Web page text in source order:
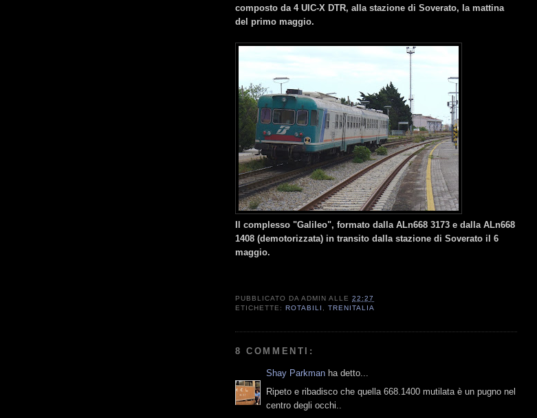
composto da 4 UIC-X DTR, alla stazione di Soverato, la mattina
del primo maggio.
Il complesso "Galileo", formato dalla ALn668 3173 e dalla ALn668
1408 (demotorizzata) in transito dalla stazione di Soverato il 6
maggio.
PUBBLICATO DAADMIN ALLE22:27
ETICHETTE:ROTABILI ,TRENITALIA
8 COMMENTI:
Shay Parkman ha detto...
Ripeto e ribadisco che quella 668.1400 mutilata è un pugno nel
centro degli occhi..